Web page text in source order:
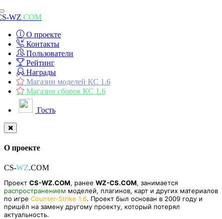
Toggle
navigation
WZ.COM
О проекте
Контакты
Пользователи
Рейтинг
Награды
Магазин моделей КС 1.6
Магазин сборок КС 1.6
Гость
О проекте
CS-WZ.COM
Проект CS-WZ.COM, ранее WZ-CS.COM, занимается
распространением моделей, плагинов, карт и других материалов
по игре Counter-Strike 1.6. Проект был основан в 2009 году и
пришёл на замену другому проекту, который потерял
актуальность.